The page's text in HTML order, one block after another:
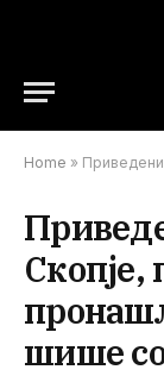
Home » Приведени две
Скопје,
шише